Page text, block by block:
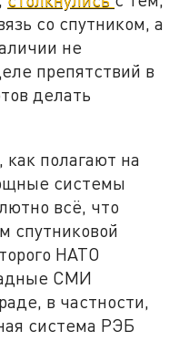
со спутником, а
не
препятствий в
делать
как полагают на
системы
всё, что
спутниковой
НАТО
СМИ
в частности,
система РЭБ